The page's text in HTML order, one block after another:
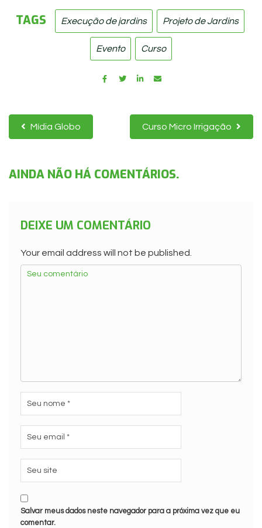
TAGS Execução de jardins Projeto de Jardins
Evento Curso
Mídia Globo Curso Micro Irrigação
AINDA NÃO HÁ COMENTÁRIOS.
DEIXE UM COMENTÁRIO
Your email address will not be published.
Salvar meus dados neste navegador para a próxima vez que eu
comentar.